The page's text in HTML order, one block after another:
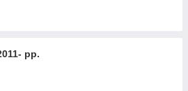
рр.